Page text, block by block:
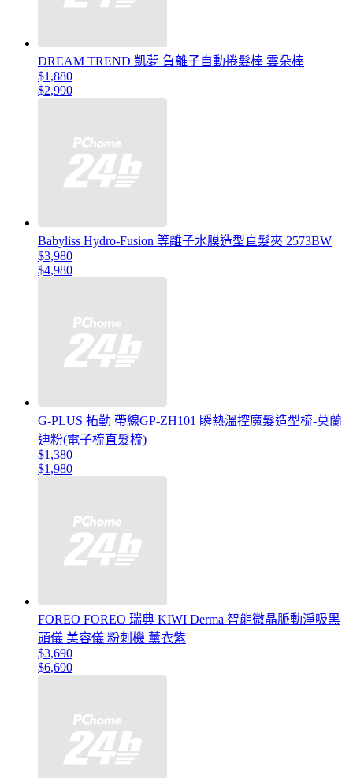
DREAM TREND 凱夢 負離子自動捲髮棒 雲朵棒
$1,880
$2,990
Babyliss Hydro-Fusion 等離子水膜造型直髮夾 2573BW
$3,980
$4,980
G-PLUS 拓勤 帶線GP-ZH101 瞬熱溫控魔髮造型梳-莫蘭
迪粉(電子梳直髮梳)
$1,380
$1,980
FOREO FOREO 瑞典 KIWI Derma 智能微晶脈動淨吸黑
頭儀 美容儀 粉刺機 薰衣紫
$3,690
$6,690